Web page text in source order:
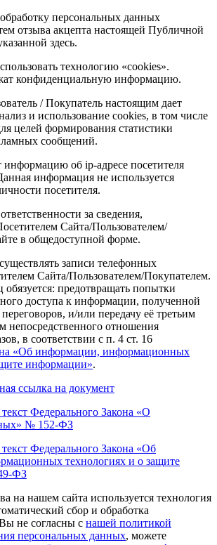
персональных данных
отзыва акцепта настоящей Публичной
здесь.
технологию «cookies».
конфиденциальную информацию.
/ Покупатель настоящим дает
и использование cookies, в том числе
целей формирования статистики
сообщений.
информацию об ip-адресе посетителя
информация не используется
посетителя.
за сведения,
Сайта/Пользователем/
в общедоступной форме.
записи телефонных
Сайта/Пользователем/Покупателем.
предотвращать попытки
доступа к информации, полученной
и/или передачу её третьим
отношения
в соответствии с п. 4 ст. 16
«Об информации, информационных
информации».
ссылка на документ
Федерального Закона «О
№ 152-ФЗ
Федерального Закона «Об
технологиях и о защите
ФЗ
на нашем сайта используется технология
сбор и обработка
не согласны c нашей политикой
персональных данных, можете